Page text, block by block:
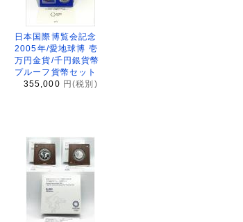
日本国際博覧会記念
2005年/愛地球博 壱
万円金貨/千円銀貨幣
プルーフ貨幣セット
355,000 円(税別)